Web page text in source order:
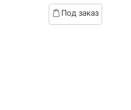
based
onПод заказ